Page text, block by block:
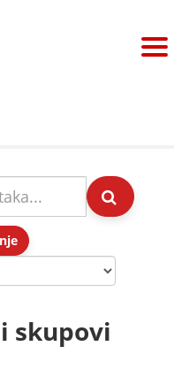
skupovi